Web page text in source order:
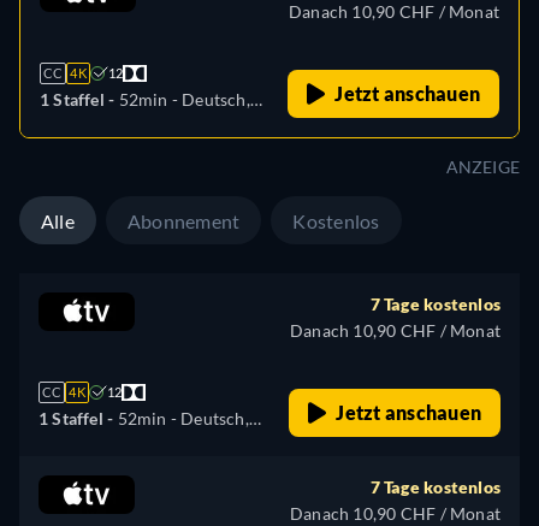
CC 4K 12
1 Staffel - 52min - Deutsch,
Portugiesisch
Danach 10,90 CHF / Monat
Jetzt anschauen
ANZEIGE
Alle Abonnement Kostenlos
CC 4K 12
1 Staffel - 52min - Deutsch,
Französisch, Hebräisch,
Italienisch, Japanisch,
7 Tage kostenlos
Danach 10,90 CHF / Monat
Jetzt anschauen
7 Tage kostenlos
Danach 10,90 CHF / Monat